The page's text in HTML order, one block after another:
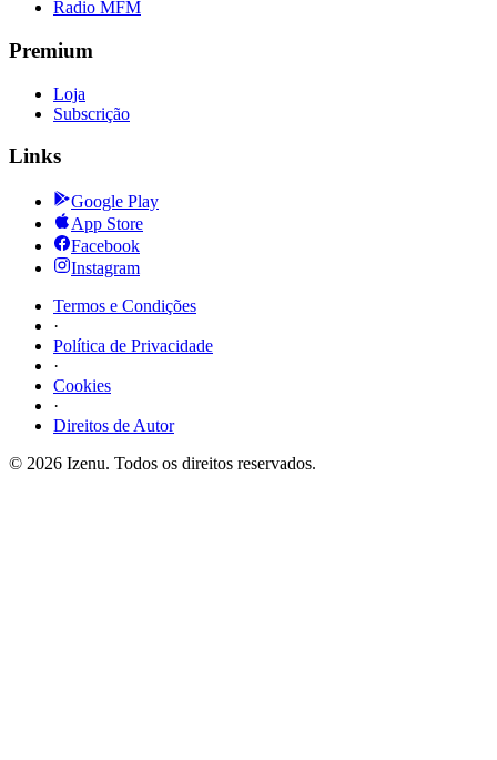
Radio MFM
Premium
Loja
Subscrição
Links
Google Play
App Store
Facebook
Instagram
Termos e Condições
·
Política de Privacidade
·
Cookies
·
Direitos de Autor
© 2026 Izenu. Todos os direitos reservados.